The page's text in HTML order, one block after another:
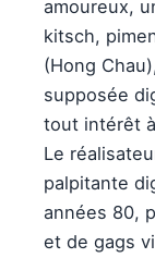
amoureux,
kitsch,
(Hong
supposée
tout intérêt
Le
palpitante
années 80,
et de gags